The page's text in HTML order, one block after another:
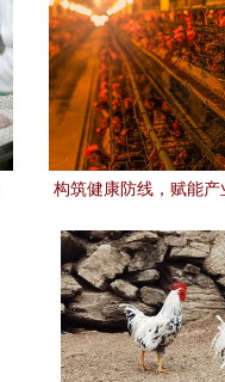
构筑健康防线，赋能